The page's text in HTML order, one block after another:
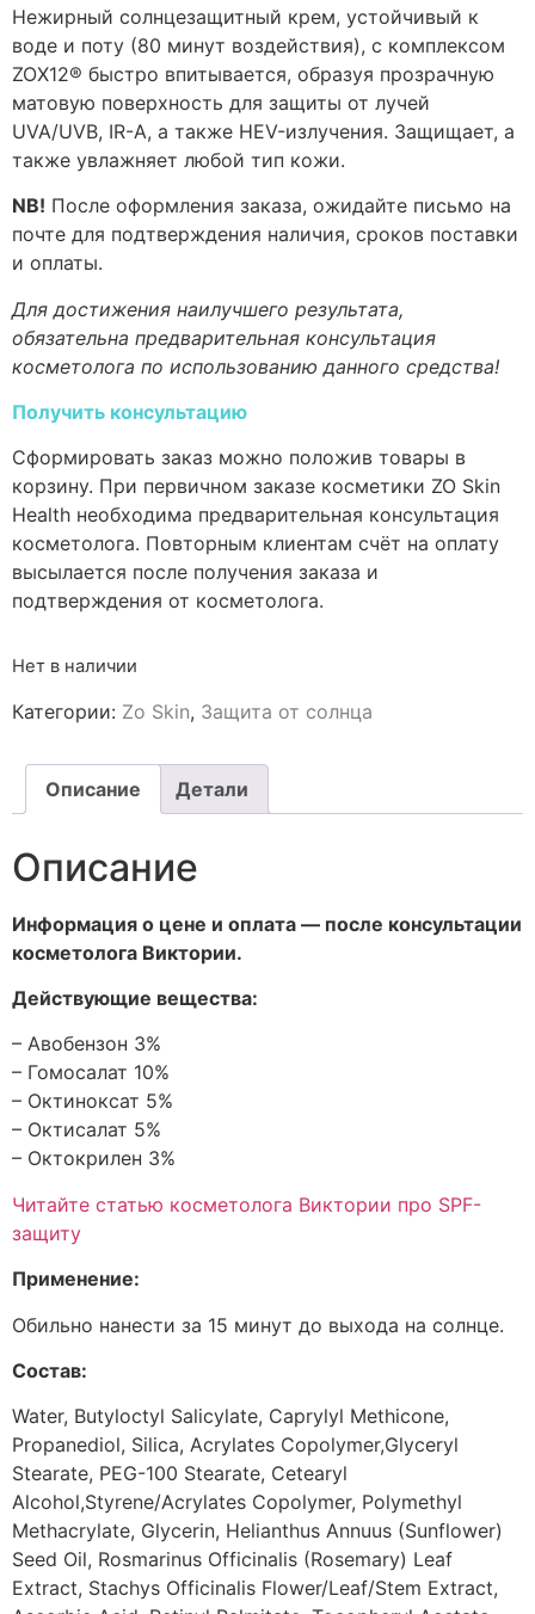
Нежирный солнцезащитный крем, устойчивый к
воде и поту (80 минут воздействия), с комплексом
ZOX12® быстро впитывается, образуя прозрачную
матовую поверхность для защиты от лучей
UVA/UVB, IR-A, а также HEV-излучения. Защищает, а
также увлажняет любой тип кожи.
NB! После оформления заказа, ожидайте письмо на
почте для подтверждения наличия, сроков поставки
и оплаты.
Для достижения наилучшего результата,
обязательна предварительная консультация
косметолога по использованию данного средства!
Получить консультацию
Сформировать заказ можно положив товары в
корзину. При первичном заказе косметики ZO Skin
Health необходима предварительная консультация
косметолога. Повторным клиентам счёт на оплату
высылается после получения заказа и
подтверждения от косметолога.
Нет в наличии
Категории: Zo Skin, Защита от солнца
Описание Детали
Описание
Информация о цене и оплата — после консультации
косметолога Виктории.
Действующие вещества:
– Авобензон 3%
– Гомосалат 10%
– Октиноксат 5%
– Октисалат 5%
– Октокрилен 3%
Читайте статью косметолога Виктории про SPF-
защиту
Применение:
Обильно нанести за 15 минут до выхода на солнце.
Состав:
Water, Butyloctyl Salicylate, Caprylyl Methicone,
Propanediol, Silica, Acrylates Copolymer,Glyceryl
Stearate, PEG-100 Stearate, Cetearyl
Alcohol,Styrene/Acrylates Copolymer, Polymethyl
Methacrylate, Glycerin, Helianthus Annuus (Sunflower)
Seed Oil, Rosmarinus Officinalis (Rosemary) Leaf
Extract, Stachys Officinalis Flower/Leaf/Stem Extract,